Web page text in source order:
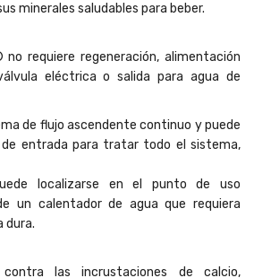
minerales saludables para beber.
no requiere regeneración, alimentación
eléctrica o salida para agua de
de flujo ascendente continuo y puede
entrada para tratar todo el sistema,
localizarse en el punto de uso
un calentador de agua que requiera
dura.
las incrustaciones de calcio,